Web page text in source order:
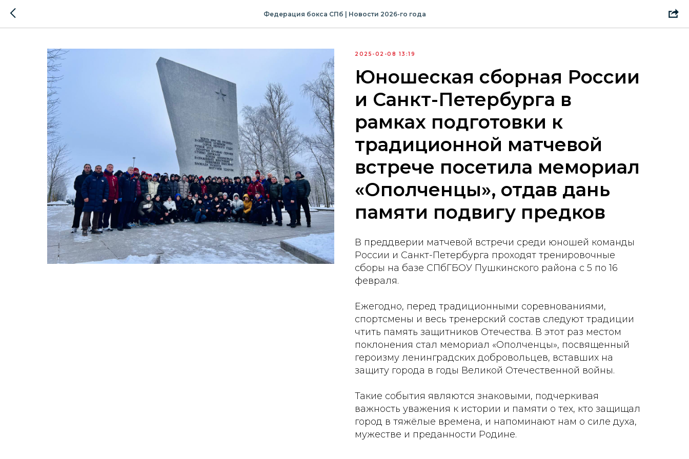
Федерация бокса СПб | Новости 2026-го года
2025-02-08 13:19
Юношеская сборная России
и Санкт-Петербурга в
рамках подготовки к
традиционной матчевой
встрече посетила мемориал
«Ополченцы», отдав дань
памяти подвигу предков
В преддверии матчевой встречи среди юношей команды
России и Санкт-Петербурга проходят тренировочные
сборы на базе СПбГБОУ Пушкинского района с 5 по 16
февраля.
Ежегодно, перед традиционными соревнованиями,
спортсмены и весь тренерский состав следуют традиции
чтить память защитников Отечества. В этот раз местом
поклонения стал мемориал «Ополченцы», посвященный
героизму ленинградских добровольцев, вставших на
защиту города в годы Великой Отечественной войны.
Такие события являются знаковыми, подчеркивая
важность уважения к истории и памяти о тех, кто защищал
город в тяжёлые времена, и напоминают нам о силе духа,
мужестве и преданности Родине.